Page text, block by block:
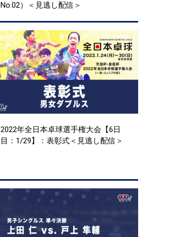
No.02）＜見逃し配信＞
2022年全日本卓球選手権大会【6日
目：1/29】：表彰式＜見逃し配信＞